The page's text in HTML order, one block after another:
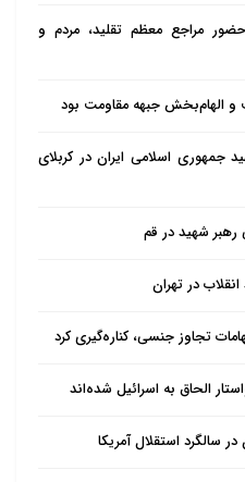
حضور مراجع معظم تقلید، مردم و
الهام‌بخش جبهه مقاومت بود
جمهوری اسلامی ایران در کربلای
رهبر شهید در قم
در تهران
تجاوز جنسی، کناره‌گیری کرد
الحاق به اسرائیل شده‌اند
سالگرد استقلال آمریکا